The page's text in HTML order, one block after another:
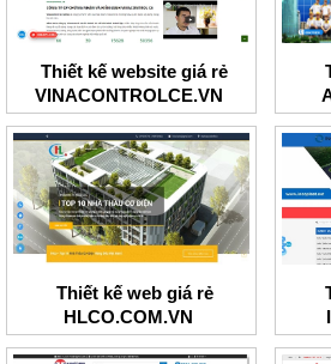
Thiết kế website giá rẻ
VINACONTROLCE.VN
Thiết kế web giá rẻ
HLCO.COM.VN